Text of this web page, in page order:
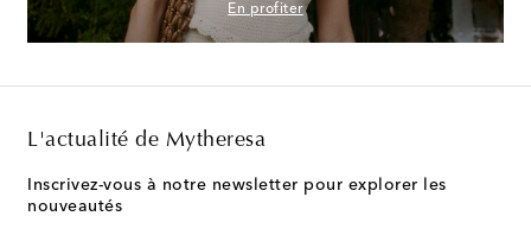
En profiter
L'actualité de Mytheresa
Inscrivez-vous à notre newsletter pour explorer les
nouveautés